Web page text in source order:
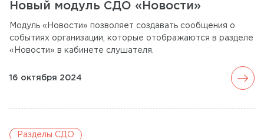
Новый модуль СДО «Новости»
Модуль «Новости» позволяет создавать сообщения о
событиях организации, которые отображаются в разделе
«Новости» в кабинете слушателя.
16 октября 2024 arrow_forward
Разделы СДО